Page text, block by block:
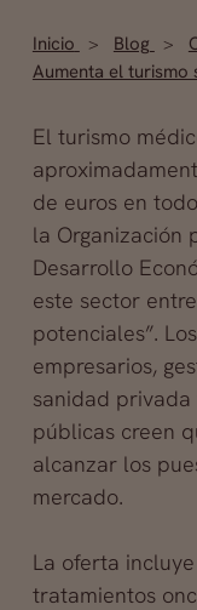
Inicio Blog
Aumenta el turismo
El turismo
de euros en
la Organización
Desarrollo
este sector
potenciales”.
empresarios,
sanidad
públicas creen
alcanzar los
mercado.
La oferta
tratamientos